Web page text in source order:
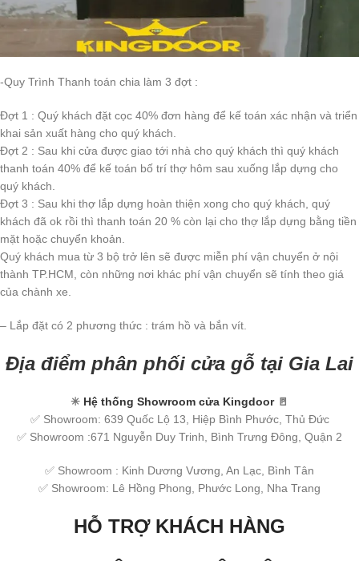
-Quy Trình Thanh toán chia làm 3 đợt :
Đợt 1 : Quý khách đặt cọc 40% đơn hàng để kế toán xác nhận và triển
khai sản xuất hàng cho quý khách.
Đợt 2 : Sau khi cửa được giao tới nhà cho quý khách thì quý khách
thanh toán 40% để kế toán bố trí thợ hôm sau xuống lắp dựng cho
quý khách.
Đợt 3 : Sau khi thợ lắp dựng hoàn thiện xong cho quý khách, quý
khách đã ok rồi thì thanh toán 20 % còn lại cho thợ lắp dựng bằng tiền
mặt hoặc chuyển khoản.
Quý khách mua từ 3 bộ trở lên sẽ được miễn phí vận chuyển ở nội
thành TP.HCM, còn những nơi khác phí vận chuyển sẽ tính theo giá
của chành xe.
– Lắp đặt có 2 phương thức : trám hồ và bắn vít.
Địa điểm phân phối cửa gỗ tại Gia Lai
✳ Hệ thống Showroom cửa Kingdoor🚪
✅ Showroom: 639 Quốc Lộ 13, Hiệp Bình Phước, Thủ Đức
✅ Showroom :671 Nguyễn Duy Trinh, Bình Trưng Đông, Quận 2
✅ Showroom : Kinh Dương Vương, An Lạc, Bình Tân
✅ Showroom: Lê Hồng Phong, Phước Long, Nha Trang
HỖ TRỢ KHÁCH HÀNG